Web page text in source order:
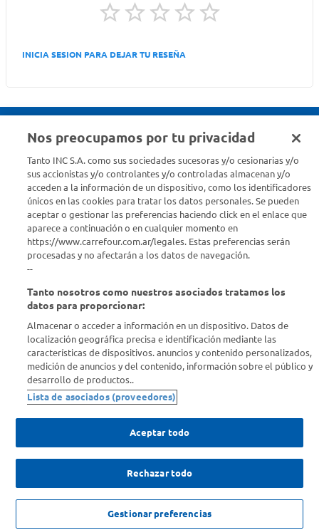
NO DISPONIBLE
INICIA SESION PARA DEJAR TU RESEÑA
Estamos para ayudarte
¿Tenés una consulta? Comunicate con nosotros acá
Descubrí Carrefour
Conocenos
Info útil
Comprá Online
Dejanos tu mail para recibir todas las ofertas y promociones antes
Nos preocupamos por tu privacidad
Tanto INC S.A. como sus sociedades sucesoras y/o cesionarias y/o
sus accionistas y/o controlantes y/o controladas almacenan y/o
acceden a la información de un dispositivo, como los identificadores
únicos en las cookies para tratar los datos personales. Se pueden
aceptar o gestionar las preferencias haciendo click en el enlace que
aparece a continuación o en cualquier momento en
https://www.carrefour.com.ar/legales. Estas preferencias serán
procesadas y no afectarán a los datos de navegación.
--
Tanto nosotros como nuestros asociados tratamos los
datos para proporcionar:
Almacenar o acceder a información en un dispositivo. Datos de
localización geográfica precisa e identificación mediante las
características de dispositivos. anuncios y contenido personalizados,
medición de anuncios y del contenido, información sobre el público y
desarrollo de productos..
Lista de asociados (proveedores)
Aceptar todo
Rechazar todo
Gestionar preferencias